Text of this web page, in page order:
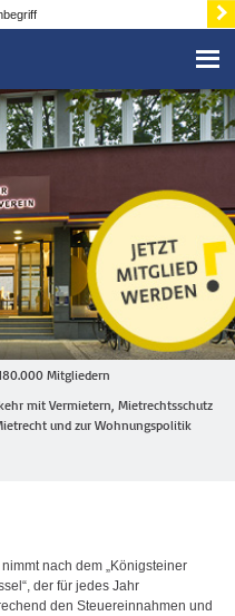
Mitgliedern
mit Vermietern, Mietrechtsschutz
und zur Wohnungspolitik
nach dem „Königsteiner
der für jedes Jahr
den Steuereinnahmen und